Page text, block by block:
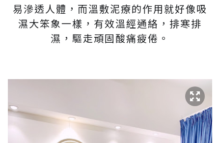
易滲透人體，而溫敷泥療的作用就好像吸
濕大笨象一樣，有效溫經通絡，排寒排
濕，驅走頑固酸痛疲倦。